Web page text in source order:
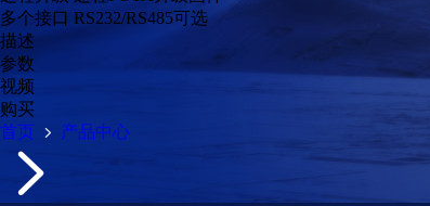
多个接口 RS232/RS485可选
描述
参数
视频
购买
首页
产品中心